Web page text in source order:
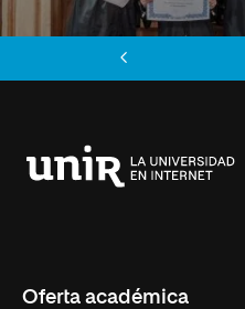
Oferta académica